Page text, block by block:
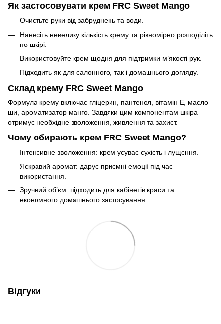
Як застосовувати крем FRC Sweet Mango
Очистьте руки від забруднень та води.
Нанесіть невелику кількість крему та рівномірно розподіліть
по шкірі.
Використовуйте крем щодня для підтримки м’якості рук.
Підходить як для салонного, так і домашнього догляду.
Склад крему FRC Sweet Mango
Формула крему включає гліцерин, пантенол, вітамін Е, масло
ши, ароматизатор манго. Завдяки цим компонентам шкіра
отримує необхідне зволоження, живлення та захист.
Чому обирають крем FRC Sweet Mango?
Інтенсивне зволоження: крем усуває сухість і лущення.
Яскравий аромат: дарує приємні емоції під час
використання.
Зручний об’єм: підходить для кабінетів краси та
економного домашнього застосування.
Відгуки